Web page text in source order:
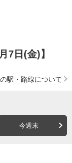
7日(金)】
駅・路線について
今週末